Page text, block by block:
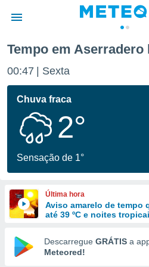
da
foi
fornecidas
a este
das
e
forma
digital
Tempo em Aserradero
00:47 Sexta
Chuva fraca
2°
Sensação de 1°
Última hora
Aviso amarelo de tempo
até 39 ºC e noites
Descarregue GRÁTIS a
Meteored!